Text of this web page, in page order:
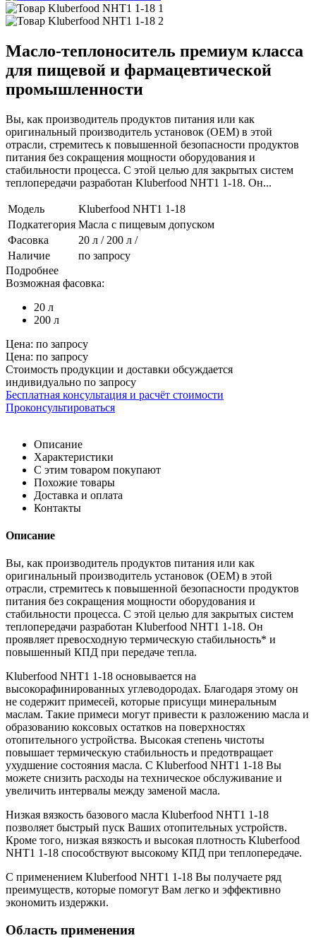
Масло-теплоноситель премиум класса
для пищевой и фармацевтической
промышленности
Вы, как производитель продуктов питания или как
оригинальный производитель установок (OEM) в этой
отрасли, стремитесь к повышенной безопасности продуктов
питания без сокращения мощности оборудования и
стабильности процесса. С этой целью для закрытых систем
теплопередачи разработан Kluberfood NHT1 1-18. Он...
Модель
Kluberfood NHT1 1-18
Подкатегория Масла с пищевым допуском
Фасовка
20 л / 200 л /
Наличие
по запросу
Подробнее
Возможная фасовка:
20 л
200 л
Цена: по запросу
Цена: по запросу
Стоимость продукции и доставки обсуждается
индивидуально по запросу
Бесплатная консультация и расчёт стоимости
Проконсультироваться
Описание
Характеристики
С этим товаром покупают
Похожие товары
Доставка и оплата
Контакты
Описание
Вы, как производитель продуктов питания или как
оригинальный производитель установок (OEM) в этой
отрасли, стремитесь к повышенной безопасности продуктов
питания без сокращения мощности оборудования и
стабильности процесса. С этой целью для закрытых систем
теплопередачи разработан Kluberfood NHT1 1-18. Он
проявляет превосходную термическую стабильность* и
повышенный КПД при передаче тепла.
Kluberfood NHT1 1-18 основывается на
высокорафинированных углеводородах. Благодаря этому он
не содержит примесей, которые присущи минеральным
маслам. Такие примеси могут привести к разложению масла и
образованию коксовых остатков на поверхностях
отопительного устройства. Высокая степень чистоты
повышает термическую стабильность и предотвращает
ухудшение состояния масла. С Kluberfood NHT1 1-18 Вы
можете снизить расходы на техническое обслуживание и
увеличить интервалы между заменой масла.
Низкая вязкость базового масла Kluberfood NHT1 1-18
позволяет быстрый пуск Ваших отопительных устройств.
Кроме того, низкая вязкость и высокая плотность Kluberfood
NHT1 1-18 способствуют высокому КПД при теплопередаче.
С применением Kluberfood NHT1 1-18 Вы получаете ряд
преимуществ, которые помогут Вам легко и эффективно
экономить издержки.
Область применения